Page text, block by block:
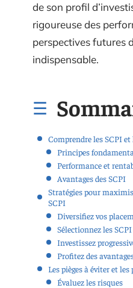
de son profil
rigoureuse des
perspectives futures
indispensable.
Comprendre les SCPI
Principes
Performance et
Avantages des SCPI
Stratégies pour
SCPI
Diversifiez vos
Sélectionnez les
Investissez
Profitez des
Les pièges à éviter et
Évaluez les risques